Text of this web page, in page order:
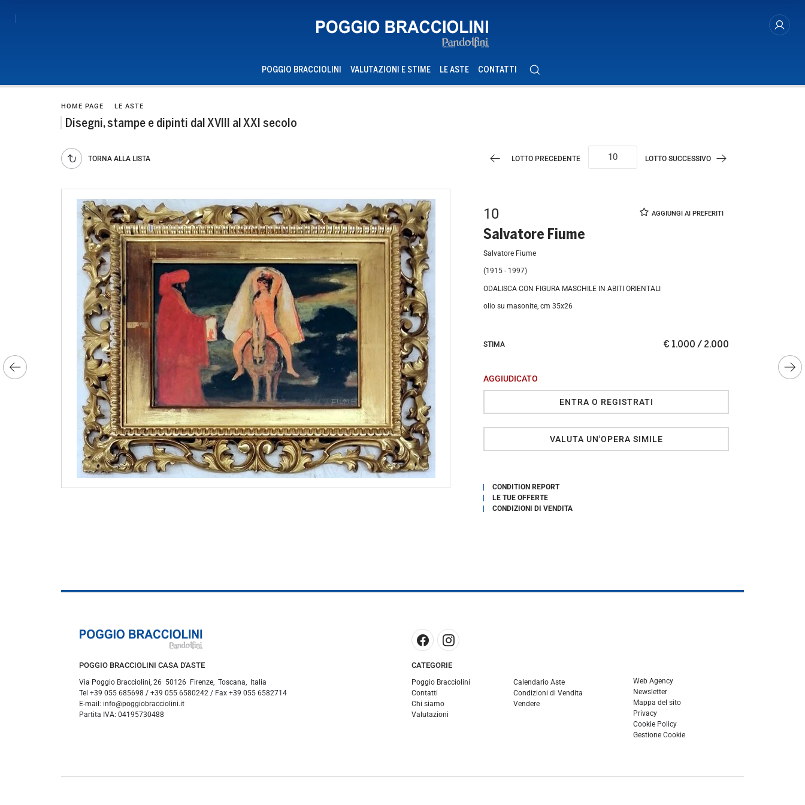
POGGIO BRACCIOLINI VALUTAZIONI E STIME LE ASTE CONTATTI
HOME PAGE LE ASTE
Disegni, stampe e dipinti dal XVIII al XXI secolo
TORNA ALLA LISTA LOTTO PRECEDENTE LOTTO SUCCESSIVO
10
Salvatore Fiume
Salvatore Fiume
(1915 - 1997)
ODALISCA CON FIGURA MASCHILE IN ABITI ORIENTALI
olio su masonite, cm 35x26
€ 1.000 / 2.000
STIMA
AGGIUDICATO
ENTRA O REGISTRATI
VALUTA UN'OPERA SIMILE
CONDITION REPORT
LE TUE OFFERTE
CONDIZIONI DI VENDITA
POGGIO BRACCIOLINI CASA D'ASTE
Via Poggio Bracciolini, 26 50126 Firenze, Toscana,
Italia
Tel +39 055 685698 / +39 055 6580242 / Fax +39 055 6582714
E-mail: info@poggiobracciolini.it
Partita IVA: 04195730488
CATEGORIE
Poggio Bracciolini
Calendario Aste
Contatti
Condizioni di Vendita
Chi siamo
Vendere
Valutazioni
Web Agency
Newsletter
Mappa del sito
Privacy
Cookie Policy
Gestione Cookie